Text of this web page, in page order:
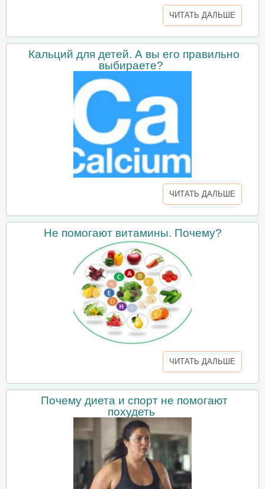
ЧИТАТЬ ДАЛЬШЕ
Кальций для детей. А вы его правильно
выбираете?
ЧИТАТЬ ДАЛЬШЕ
Не помогают витамины. Почему?
ЧИТАТЬ ДАЛЬШЕ
Почему диета и спорт не помогают
похудеть